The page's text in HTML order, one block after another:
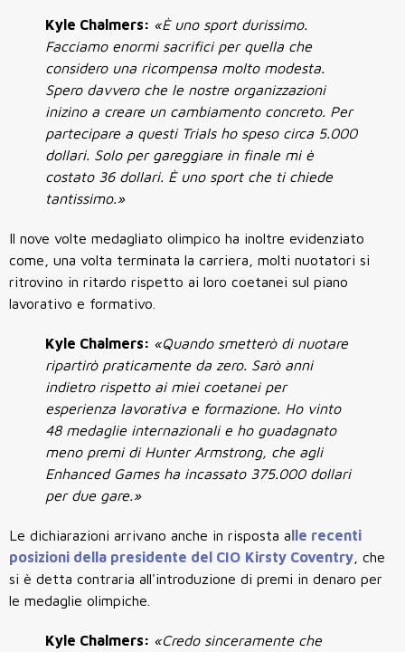
Kyle Chalmers: «È uno sport durissimo.
Facciamo enormi sacrifici per quella che
considero una ricompensa molto modesta.
Spero davvero che le nostre organizzazioni
inizino a creare un cambiamento concreto. Per
partecipare a questi Trials ho speso circa 5.000
dollari. Solo per gareggiare in finale mi è
costato 36 dollari. È uno sport che ti chiede
tantissimo.»
Il nove volte medagliato olimpico ha inoltre evidenziato
come, una volta terminata la carriera, molti nuotatori si
ritrovino in ritardo rispetto ai loro coetanei sul piano
lavorativo e formativo.
Kyle Chalmers: «Quando smetterò di nuotare
ripartirò praticamente da zero. Sarò anni
indietro rispetto ai miei coetanei per
esperienza lavorativa e formazione. Ho vinto
48 medaglie internazionali e ho guadagnato
meno premi di Hunter Armstrong, che agli
Enhanced Games ha incassato 375.000 dollari
per due gare.»
Le dichiarazioni arrivano anche in risposta a lle recenti
posizioni della presidente del CIO Kirsty Coventry , che
si è detta contraria all'introduzione di premi in denaro per
le medaglie olimpiche.
Kyle Chalmers: «Credo sinceramente che